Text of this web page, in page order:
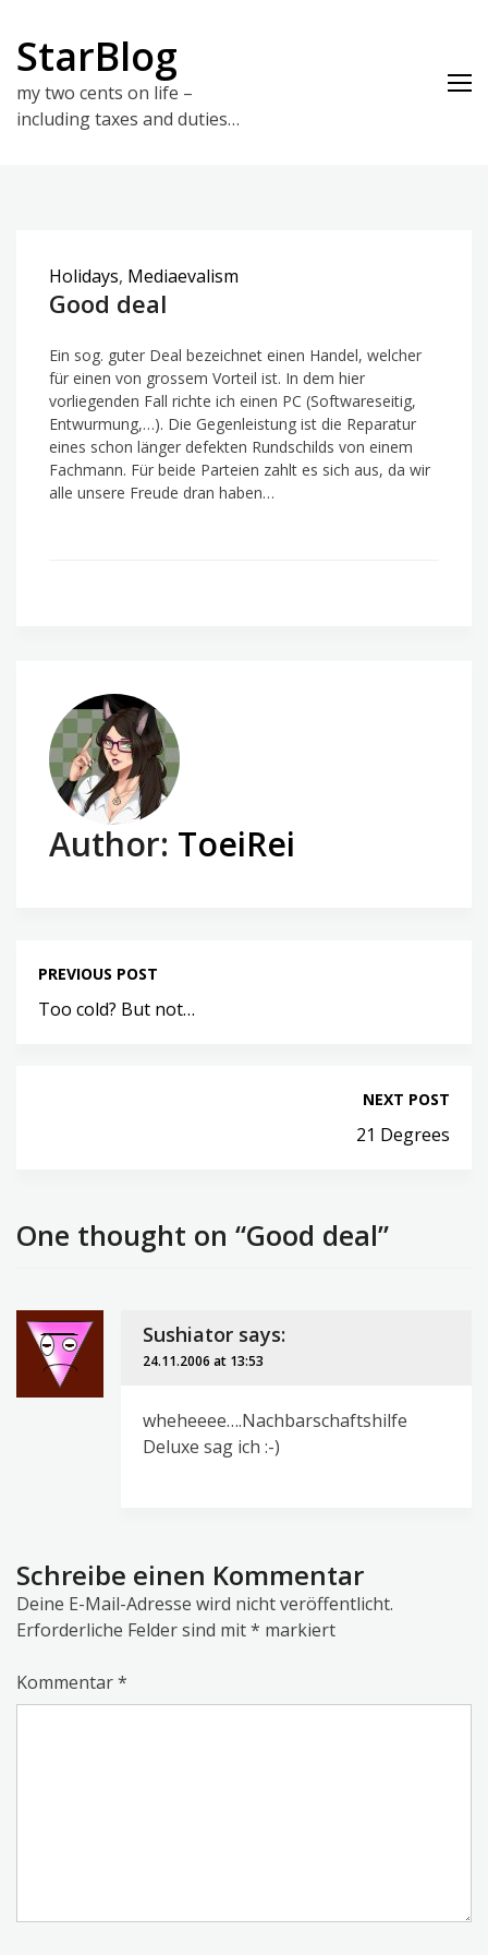
content
StarBlog
my two cents on life –
including taxes and duties…
Holidays, Mediaevalism
Good deal
Ein sog. guter Deal bezeichnet einen Handel, welcher
für einen von grossem Vorteil ist. In dem hier
vorliegenden Fall richte ich einen PC (Softwareseitig,
Entwurmung,…). Die Gegenleistung ist die Reparatur
eines schon länger defekten Rundschilds von einem
Fachmann. Für beide Parteien zahlt es sich aus, da wir
alle unsere Freude dran haben…
Author: ToeiRei
PREVIOUS POST
Too cold? But not…
NEXT POST
21 Degrees
One thought on “Good deal”
Sushiator says:
24.11.2006 at 13:53
wheheeee….Nachbarschaftshilfe
Deluxe sag ich :-)
Schreibe einen Kommentar
Deine E-Mail-Adresse wird nicht veröffentlicht.
Erforderliche Felder sind mit* markiert
Kommentar*